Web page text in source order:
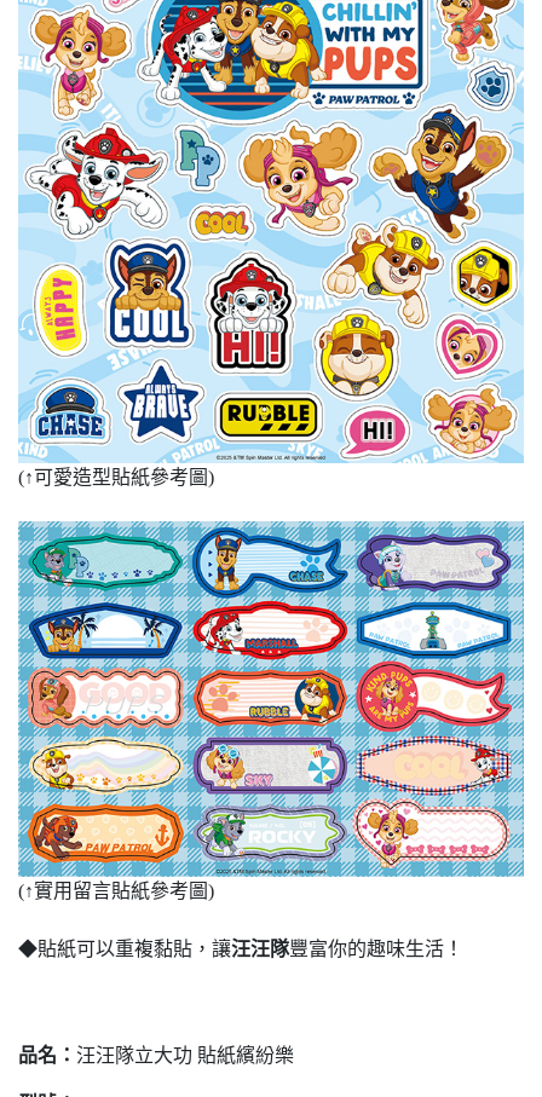
(↑可愛造型貼紙參考圖)
(↑實用留言貼紙參考圖)
◆貼紙可以重複黏貼，讓汪汪隊豐富你的趣味生活！
品名 ： 汪汪隊立大功 貼紙繽紛樂